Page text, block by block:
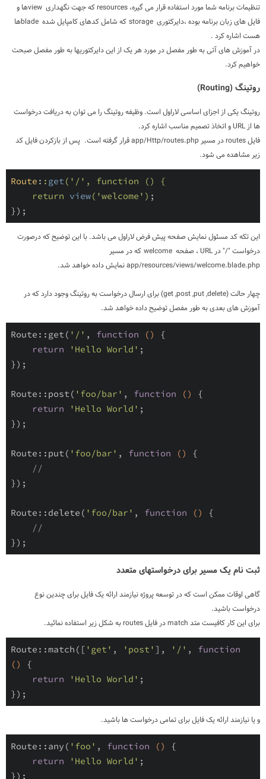
تنظیمات برنامه شما مورد استفاده قرار می گیره، resourcesکه جهت نگهداری viewها و
فایل های زبان برنامه بوده ،دایرکتوری storage که شامل کدهای کامپایل شده bladeها
هست اشاره کرد .
در آموزش های آتی به طور مفصل در مورد هر یک از این دایرکتوریها به طور مفصل صبحت
خواهیم کرد.
روتینگ (Routing)
روتینگ یکی از اجزای اساسی لاراول است. وظیفه روتینگ را می توان به دریافت درخواست
ها ازURLو اتخاذ تصمیم مناسب اشاره کرد.
فایلroutesدر مسیر app/Http/routes.phpقرار گرفته است. پس از بازکردن فایل کد
زیر مشاهده می شود.
Route : : get ( '/' , function () {
    return
view( 'welcome' ) ;
});
این تکه کد مسئول نمایش صفحه پیش فرض لاراول می باشد. با این توضیح که درصورت
درخواست "/" درURL ، صفحه welcome که در مسیر
app/resources/views/welcome.blade.phpنمایش داده خواهد شد.
چهار حالت (get ,post ,put ,delete) برای ارسال درخواست به روتینگ وجود دارد که در
آموزش های بعدی به طور مفصل توضیح داده خواهد شد.
Route :: get ( '/' , function ( )
{
return
'Hello World' ;
} ) ;
Route :: post ( 'foo/bar' , function ( )
{
return
'Hello World' ;
} ) ;
Route :: put ( 'foo/bar' , function ( )
{
//
} ) ;
Route :: delete ( 'foo/bar' , function ( )
{
//
} )
ثبت نام یک مسیر برای درخواستهای متعدد
گاهی اوقات ممکن است که در توسعه پروژه نیازمند ارائه یک فایل برای چندین نوع
درخواست باشید.
برای این کار کافیست متد match در فایل routes به شکل زیر استفاده نمائید.
Route :: match ( [ 'get' , 'post' ] , '/' ,
function
( )
{
return
'Hello World' ;
} ) ;
و یا نیازمند ارائه یک فایل برای تمامی درخواست ها باشید.
Route :: any ( 'foo' , function ( )
{
return
'Hello World' ;
} ) ;